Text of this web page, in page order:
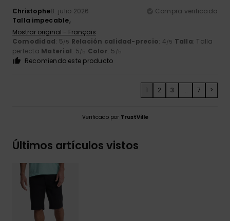
Christophe8. julio 2026
Compra verificada
Talla impecable,
Mostrar original - Français
Comodidad: 5/5 Relación calidad-precio: 4/5 Talla: Talla
perfecta Material: 5/5 Color: 5 /5
Recomiendo este producto
1 2 3 ... 7 >
Verificado por TrustVille
Últimos artículos vistos